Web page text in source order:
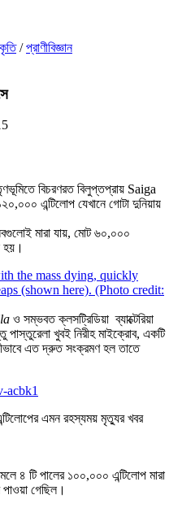
/ প্রাণীবিজ্ঞান
বিচরণরত বিলুপ্তপ্রায় Saiga
এন্টিলোপ যেখানে গোটা দুনিয়ায়
মারা যায়, মোট ৬০,০০০
হয়।
ও সম্ভবত ক্লসট্রিডিয়া ব্যাক্টেরিয়া
খুবই নিরীহ মাইক্রোব, একটি
এতদ্রুত সংক্রমণ হল তাতে
এমন রহস্যময় মৃত্যুর খবর
৪ টি পালের ১০০,০০০ এন্টিলোপ মারা
গেছিল।